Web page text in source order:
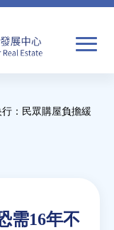
行：民眾購屋負擔緩
需16年不